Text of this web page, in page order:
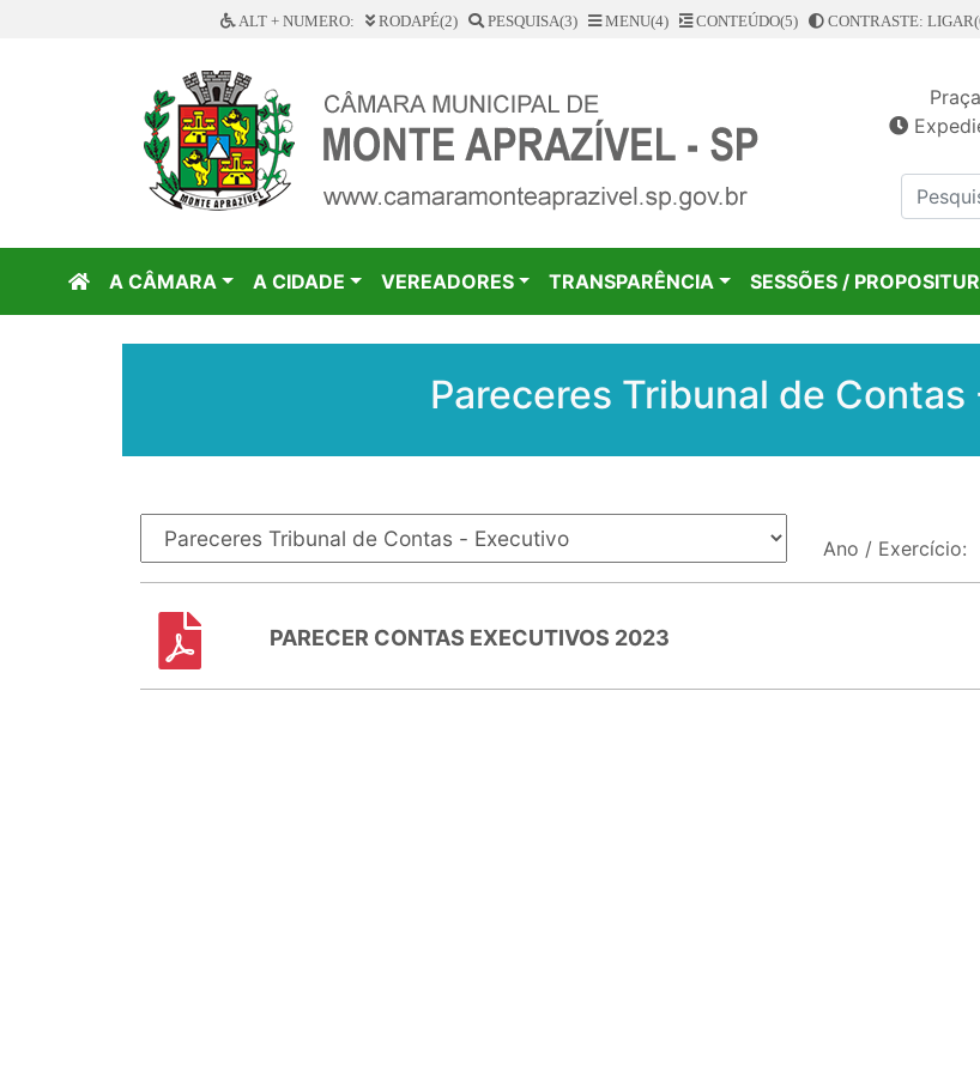
ALT + NUMERO: RODAPÉ(2) PESQUISA(3) MENU(4) CONTEÚDO(5) CONTRASTE:
A CÂMARA A CIDADE VEREADORES TRANSPARÊNCIA SESSÕES /
Pareceres Tribunal de
Ano / Exercício:
PARECER CONTAS EXECUTIVOS 2023